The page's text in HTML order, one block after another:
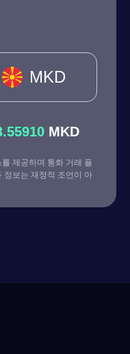
MKD
MKD
제공하며 통화 거래 플
정보는 재정적 조언이 아